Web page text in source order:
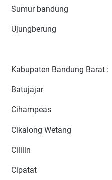
Sumur bandung
Ujungberung
Kabupaten Bandung Barat :
Batujajar
Cihampeas
Cikalong Wetang
Cililin
Cipatat